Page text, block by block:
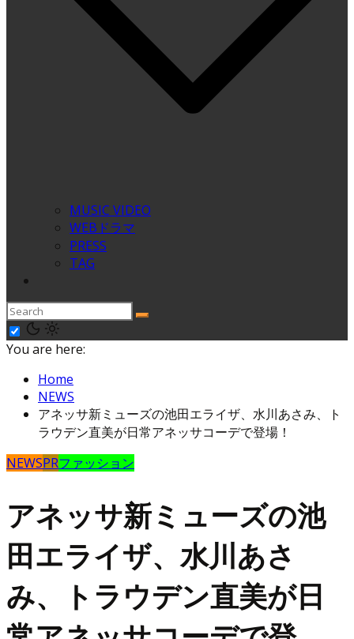
MUSIC VIDEO
WEBドラマ
PRESS
TAG
You are here:
Home
NEWS
アネッサ新ミューズの池田エライザ、水川あさみ、ト
ラウデン直美が日常アネッサコーデで登場！
NEWSPRファッション
アネッサ新ミューズの池
田エライザ、水川あさ
み、トラウデン直美が日